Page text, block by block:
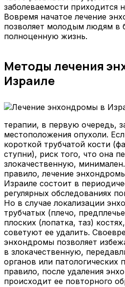
заболеваемости приходится
Вовремя начатое лечение
позволяет молодым людям в
полноценную жизнь.
Методы лечения
Израиле
терапии, в первую очередь,
местоположения опухоли.
короткой трубчатой кости
ступни), риск того, что она
злокачественную,
правило, лечение
Израиле состоит в
регулярных обследованиях
Но в случае локализации
трубчатых (плечо,
плоских (лопатка, таз)
советуют ее удалить.
энхондромы позволяет
в злокачественную,
органов или патологических
правило, после удаления
происходит ее повторного